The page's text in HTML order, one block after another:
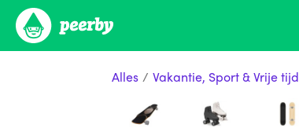
Alles / Vakantie, Sport & Vrije tijd